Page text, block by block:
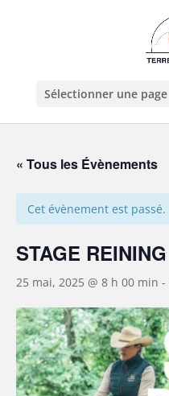
Sélectionner une page
« Tous les Évènements
Cet évènement est passé.
STAGE REINING
25 mai, 2025 @ 8 h 00 min -